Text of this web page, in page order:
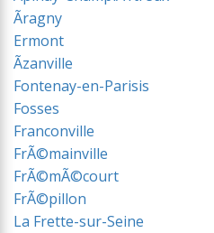
Ãragny
Ermont
Ãzanville
Fontenay-en-Parisis
Fosses
Franconville
FrÃ©mainville
FrÃ©mÃ©court
FrÃ©pillon
La Frette-sur-Seine